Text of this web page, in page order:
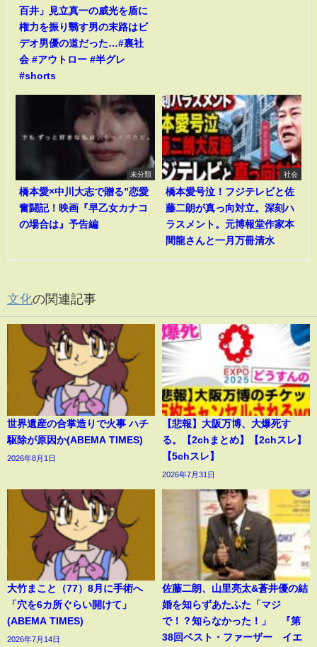
百井」見立真一の威光を盾に
権力を振り翳す男の末路はビ
デオ男優の道だった…#裏社
会 #アウトロー #半グレ
#shorts
未分類
橋本愛×中川大志で贈る”恋愛
奮闘記！映画『早乙女カナコ
の場合は』予告編
社会
橋本愛号泣！フジテレビと佐
藤二朗が真っ向対立。深刻ハ
ラスメント。元博報堂作家本
間龍さんと一月万冊清水
文化の関連記事
世界遺産の合掌造りで火事 ハチ
駆除が原因か(ABEMA TIMES)
2026年8月1日
【悲報】大阪万博、大爆死す
る。【2chまとめ】【2chスレ】
【5chスレ】
2026年7月31日
大竹まこと（77）8月に手術へ
「穴を6カ所ぐらい開けて」
(ABEMA TIMES)
2026年7月14日
佐藤二朗、山里亮太&蒼井優の結
婚を知らずあたふた「マジ
で！？知らなかった！」 『第
38回ベスト・ファーザー イエ